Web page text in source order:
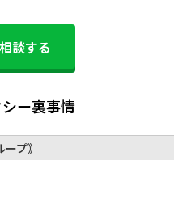
談する
ー裏事情
プ｠